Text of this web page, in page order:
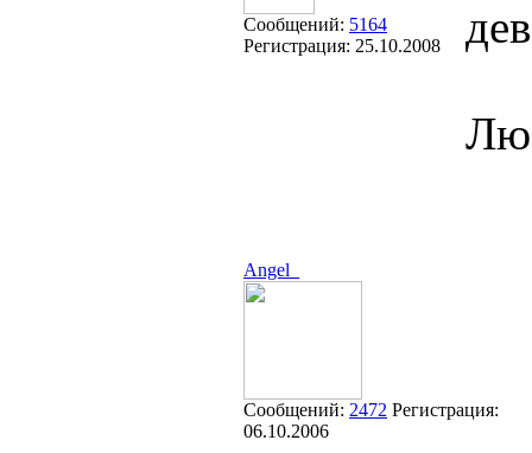
Сообщений: 5164
Регистрация: 25.10.2008
Angel_
Сообщений: 2472 Регистрация:
06.10.2006